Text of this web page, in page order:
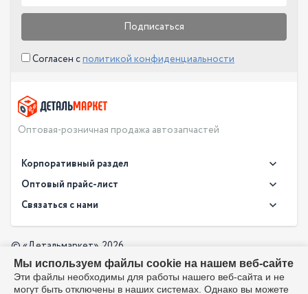
Подписаться
Согласен сполитикой конфиденциальности
Оптовая-розничная продажа автозапчастей
Корпоративный раздел
Новости
О компании
Доставка
Оптовый прайс-лист
Оплата
Производители
Политика в отношении обработки персональных данных
Оптовый прайс-лист
Скачать прайс в PDF
Связаться с нами
info@detalmarket.ru
© «Детальмаркет», 2026
Разработка:
Мы используем файлы cookie на нашем веб-сайте
Эти файлы необходимы для работы нашего веб-сайта и не
могут быть отключены в наших системах. Однако вы можете